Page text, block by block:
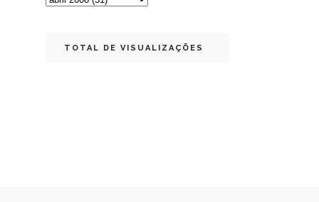
TOTAL DE VISUALIZAÇÕES